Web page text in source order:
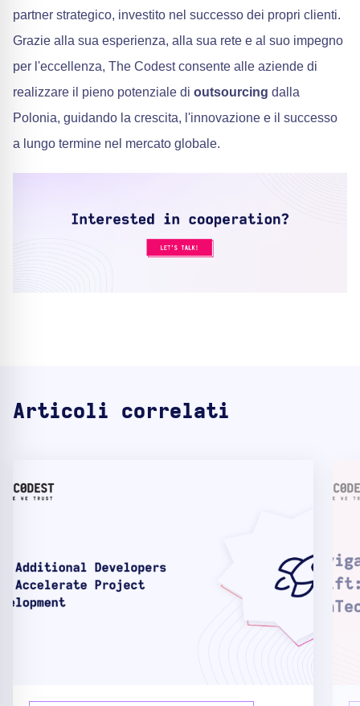
partner strategico, investito nel successo dei propri clienti.
Grazie alla sua esperienza, alla sua rete e al suo impegno
per l'eccellenza, The Codest consente alle aziende di
realizzare il pieno potenziale di outsourcing dalla
Polonia, guidando la crescita, l'innovazione e il successo
a lungo termine nel mercato globale.
Articoli correlati